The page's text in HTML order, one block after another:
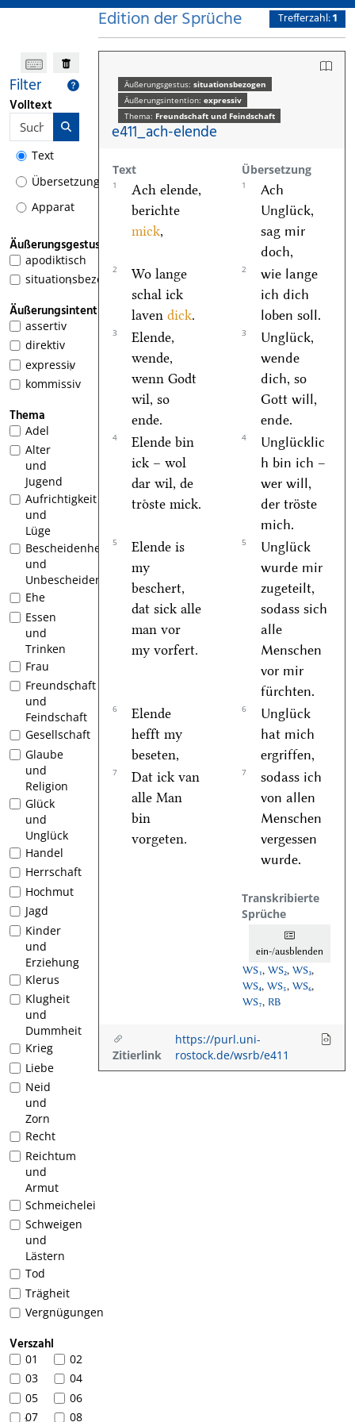
Filter
Volltext
Text
Übersetzung
Apparat
Äußerungsgestus
apodiktisch
1
situationsbezogen
Äußerungsintention
assertiv
direktiv
1
expressiv
kommissiv
Thema
Adel
Alter
und
Jugend
Aufrichtigkeit
und
Lüge
Bescheidenheit
und
Unbescheidenheit
Ehe
Essen
und
Trinken
Frau
1
Freundschaft
und
Feindschaft
Gesellschaft
Glaube
und
Religion
Glück
und
Unglück
Handel
Herrschaft
Hochmut
Jagd
Kinder
und
Erziehung
Klerus
Klugheit
und
Dummheit
Krieg
Liebe
Neid
und
Zorn
Recht
Reichtum
und
Armut
Schmeichelei
Schweigen
und
Lästern
Tod
Trägheit
Vergnügungen
Verszahl
01
02
03
04
05
06
07
08
Edition der Sprüche Trefferzahl:1
Äußerungsgestus: situationsbezogen
Äußerungsintention: expressiv
Thema: Freundschaft und Feindschaft
e411_ach-elende
Text Übersetzung
1
Ach elende,
berichte
mick,
1
Ach
Unglück,
sag mir
doch,
2
Wo lange
schal ick
laven dick.
2
wie lange
ich dich
loben soll.
3
Elende,
wende,
wenn Godt
wil, so
ende.
3
Unglück,
wende
dich, so
Gott will,
ende.
4
Elende bin
ick – wol
dar wil, de
troͤste mick.
4
Unglücklic
h bin ich –
wer will,
der tröste
mich.
5
Elende is
my
beschert,
dat sick alle
man vor
my vorfert.
5
Unglück
wurde mir
zugeteilt,
sodass sich
alle
Menschen
vor mir
fürchten.
6
Elende
hefft my
beseten,
6
Unglück
hat mich
ergriffen,
7
Dat ick van
alle Man
bin
vorgeten.
7
sodass ich
von allen
Menschen
vergessen
wurde.
Transkribierte
Sprüche
ein-/ausblenden
WS₁, WS₂, WS₃,
WS₄, WS₅, WS₆,
WS₇, RB
Zitierlink
https://purl.uni-
rostock.de/wsrb/e411